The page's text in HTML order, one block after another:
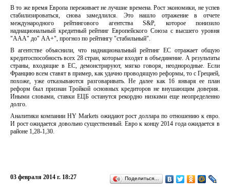
В то же время Европа переживает не лучшие времена. Рост экономики, не успев
стабилизироваться, снова замедлился. Это нашло отражение в отчете
международного рейтингового агентства S&P, которое понизило
наднациональный кредитный рейтинг Европейского Союза с высшего уровня
"ААА" до" AA+", прогноз по рейтингу "стабильный".
В агентстве объяснили, что наднациональный рейтинг ЕС отражает общую
кредитоспособность всех 28 стран, которые входят в объединение. А результаты
страны, входящие в ЕС, демонстрируют, мягко говоря, неоднородные. Если
Францию всем ставят в пример, как удачно проводящую реформы, то с Грецией,
похоже, уже отказываются разговаривать. Не далее как 16 января ее план
реформ был признан Тройкой основных кредиторов не внушающим доверия.
Иными словами, ставки ЕЦБ останутся рекордно низкими еще неопределенно
долго.
Аналитики компании HY Markets ожидают рост доллара по отношению к евро.
И рост ожидается довольно существенный. Евро к концу 2014 года ожидается в
районе 1,28-1,30.
03 февраля 2014 г. 18:27 Поделиться…